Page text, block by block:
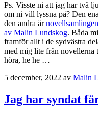
Ps. Visste ni att jag har två
om ni vill lyssna på? Den
den andra är
av Malin Lundskog. Båda
framför allt i de sydvästra
med mig lite från novellerna
höra, he he …
5 december, 2022 av Malin
Jag har syndat